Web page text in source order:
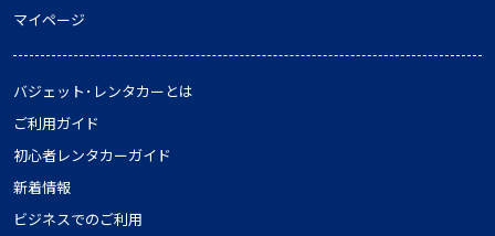
マイページ
バジェット･レンタカーとは
ご利用ガイド
初心者レンタカーガイド
新着情報
ビジネスでのご利用